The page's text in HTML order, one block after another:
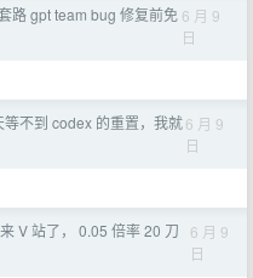
路 gpt team bug 修复前免 6 月 9
日
等不到 codex 的重置，我就6 月 9
日
V 站了， 0.05 倍率 20 刀
6 月 9
日